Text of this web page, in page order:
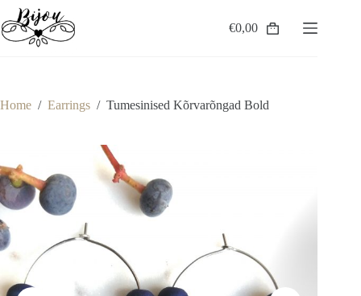
Skip
to
content
Shopping
€0,00
Home / Earrings / Tumesinised Kõrvarõngad Bold